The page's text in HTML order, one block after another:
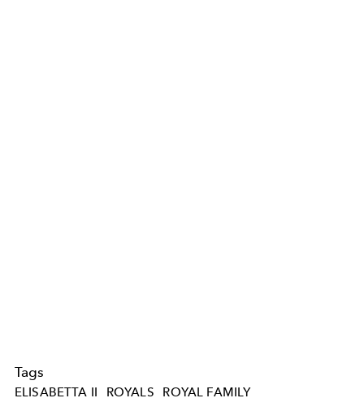
Tags
ELISABETTA II ROYALS ROYAL FAMILY